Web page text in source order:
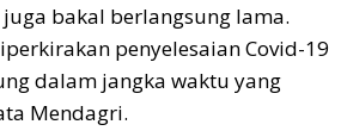
bakal berlangsung lama.
penyelesaian Covid-19
dalam jangka waktu yang
Mendagri.